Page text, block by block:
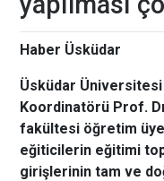
Haber Üsküdar
Üsküdar
Koordinatörü Prof.
fakültesi öğretim
eğiticilerin eğitimi
girişlerinin tam ve